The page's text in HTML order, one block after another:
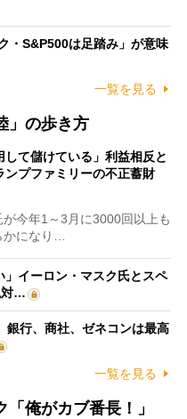
・S&P500は足踏み」が意味
一覧を見る
」の歩き方
して儲けている」利益相反と
ンプファミリーの不正蓄財
今年1～3月に3000回以上も
になり…
」イーロン・マスク氏とスペ
対…
銀行、商社、ゼネコンは最高
一覧を見る
俺がカブ番長！」